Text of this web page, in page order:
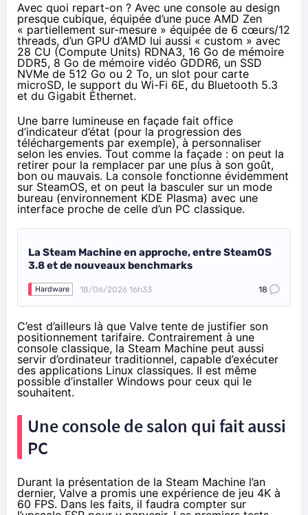
Avec quoi repart-on ? Avec une console au design
presque cubique, équipée d’une puce AMD Zen
« partiellement sur-mesure » équipée de 6 cœurs/12
threads, d’un GPU d’AMD lui aussi « custom » avec
28 CU (Compute Units) RDNA3, 16 Go de mémoire
DDR5, 8 Go de mémoire vidéo GDDR6, un SSD
NVMe de 512 Go ou 2 To, un slot pour carte
microSD, le support du Wi-Fi 6E, du Bluetooth 5.3
et du Gigabit Ethernet.
Une barre lumineuse en façade fait office
d’indicateur d’état (pour la progression des
téléchargements par exemple), à personnaliser
selon les envies. Tout comme la façade : on peut la
retirer pour la remplacer par une plus à son goût,
bon ou mauvais. La console fonctionne évidemment
sur SteamOS, et on peut la basculer sur un mode
bureau (environnement KDE Plasma) avec une
interface proche de celle d’un PC classique.
La Steam Machine en approche, entre SteamOS
3.8 et de nouveaux benchmarks
Hardware 18/06/2026 16h33 18
C’est d’ailleurs là que Valve tente de justifier son
positionnement tarifaire. Contrairement à une
console classique, la Steam Machine peut aussi
servir d’ordinateur traditionnel, capable d’exécuter
des applications Linux classiques. Il est même
possible d’installer Windows pour ceux qui le
souhaitent.
Une console de salon qui fait aussi
PC
Durant la présentation de la Steam Machine l’an
dernier, Valve a promis une expérience de jeu 4K à
60 FPS. Dans les faits, il faudra compter sur